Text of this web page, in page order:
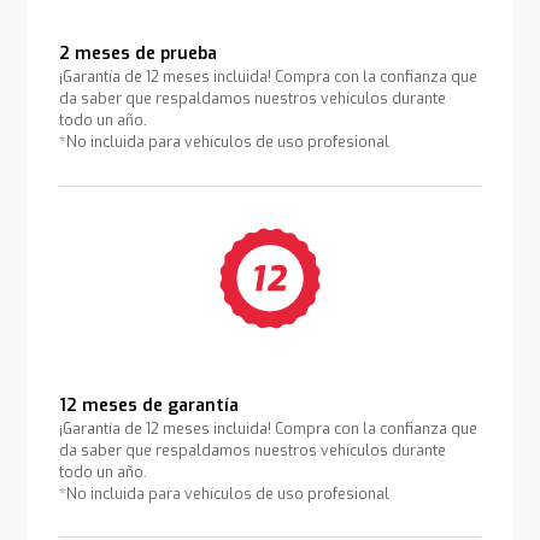
2 meses de prueba
¡Garantía de 12 meses incluida! Compra con la confianza que
da saber que respaldamos nuestros vehículos durante
todo un año.
*No incluida para vehículos de uso profesional
12 meses de garantía
¡Garantía de 12 meses incluida! Compra con la confianza que
da saber que respaldamos nuestros vehículos durante
todo un año.
*No incluida para vehículos de uso profesional